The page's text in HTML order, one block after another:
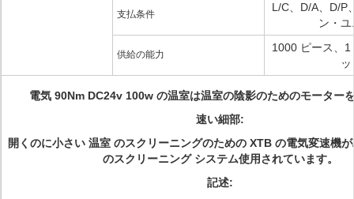
支払条件
L/C、D/A、D/P
ン・
供給の能力
1000 ピース、
電気 90Nm DC24v 100w の温室は温室の陰影のためのモーター
速い細部:
開くのに小さい 温室 のスクリーニングのための XTB の電気変速機
のスクリーニング システム使用されています。
記述: